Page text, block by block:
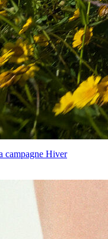
campagne Hiver